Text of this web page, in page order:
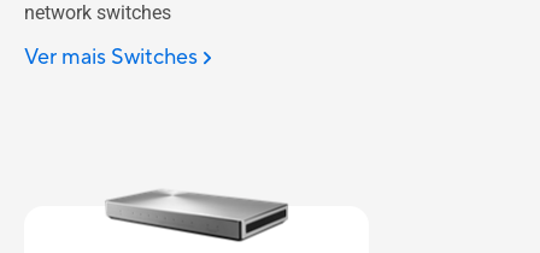
network switches
Ver mais Switches